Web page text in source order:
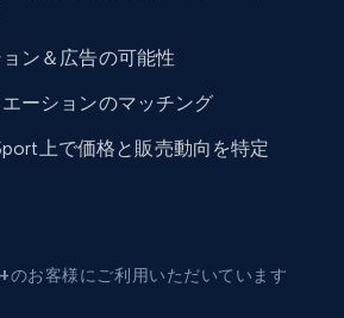
ン＆広告の可能性
ーションのマッチング
上で価格と販売動向を特定
お客様にご利用いただいています